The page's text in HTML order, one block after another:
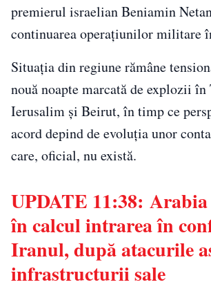
premierul israelian Beniamin
continuarea operațiunilor militare
Situația din regiune rămâne
nouă noapte marcată de explozii în
Ierusalim și Beirut, în timp ce
acord depind de evoluția unor
care, oficial, nu există.
UPDATE 11:38:
în calcul intrarea în
Iranul, după atacurile
infrastructurii sale